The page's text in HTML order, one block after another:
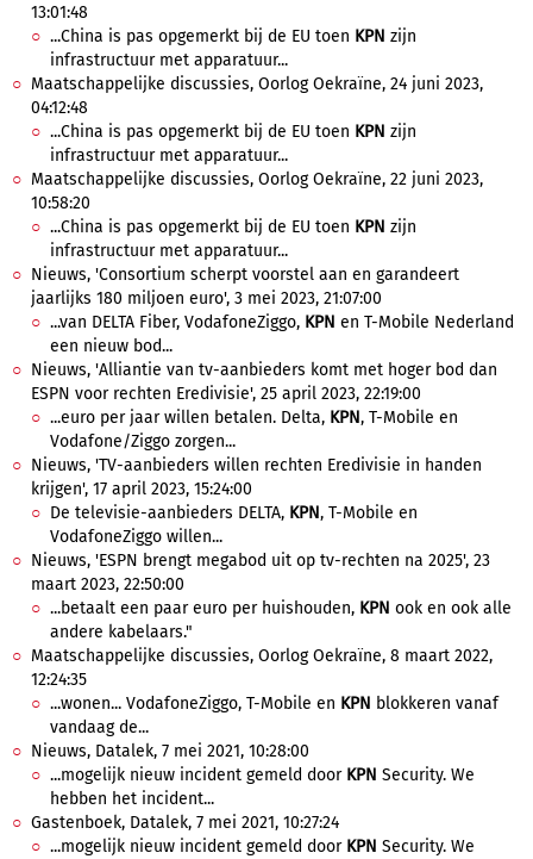
13:01:48
...China is pas opgemerkt bij de EU toen KPN zijn
infrastructuur met apparatuur...
Maatschappelijke discussies, Oorlog Oekraïne, 24 juni 2023,
04:12:48
...China is pas opgemerkt bij de EU toen KPN zijn
infrastructuur met apparatuur...
Maatschappelijke discussies, Oorlog Oekraïne, 22 juni 2023,
10:58:20
...China is pas opgemerkt bij de EU toen KPN zijn
infrastructuur met apparatuur...
Nieuws, 'Consortium scherpt voorstel aan en garandeert
jaarlijks 180 miljoen euro', 3 mei 2023, 21:07:00
...van DELTA Fiber, VodafoneZiggo, KPN en T-Mobile Nederland
een nieuw bod...
Nieuws, 'Alliantie van tv-aanbieders komt met hoger bod dan
ESPN voor rechten Eredivisie', 25 april 2023, 22:19:00
...euro per jaar willen betalen. Delta, KPN, T-Mobile en
Vodafone/Ziggo zorgen...
Nieuws, 'TV-aanbieders willen rechten Eredivisie in handen
krijgen', 17 april 2023, 15:24:00
De televisie-aanbieders DELTA, KPN, T-Mobile en
VodafoneZiggo willen...
Nieuws, 'ESPN brengt megabod uit op tv-rechten na 2025', 23
maart 2023, 22:50:00
...betaalt een paar euro per huishouden, KPN ook en ook alle
andere kabelaars."
Maatschappelijke discussies, Oorlog Oekraïne, 8 maart 2022,
12:24:35
...wonen... VodafoneZiggo, T-Mobile en KPN blokkeren vanaf
vandaag de...
Nieuws, Datalek, 7 mei 2021, 10:28:00
...mogelijk nieuw incident gemeld door KPN Security. We
hebben het incident...
Gastenboek, Datalek, 7 mei 2021, 10:27:24
...mogelijk nieuw incident gemeld door KPN Security. We